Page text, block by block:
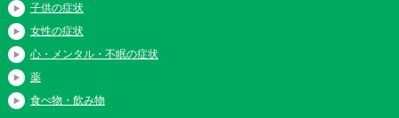
子供の症状
女性の症状
心・メンタル・不眠の症状
薬
食べ物・飲み物